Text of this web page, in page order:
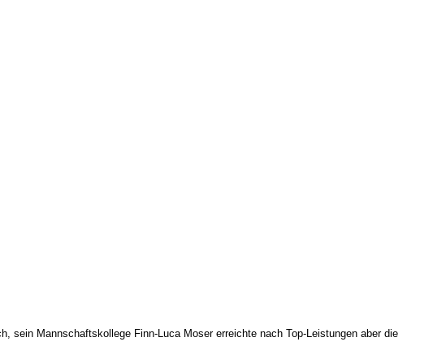
sein Mannschaftskollege Finn-Luca Moser erreichte nach Top-Leistungen aber die